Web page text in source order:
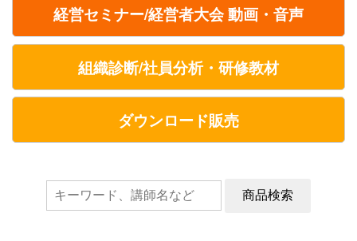
経営セミナー/経営者大会 動画・音声
組織診断/社員分析・研修教材
ダウンロード販売